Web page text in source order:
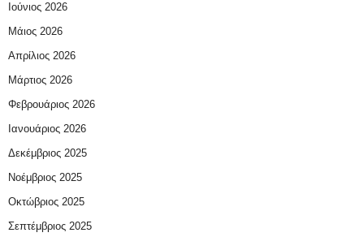
Ιούνιος 2026
Μάιος 2026
Απρίλιος 2026
Μάρτιος 2026
Φεβρουάριος 2026
Ιανουάριος 2026
Δεκέμβριος 2025
Νοέμβριος 2025
Οκτώβριος 2025
Σεπτέμβριος 2025